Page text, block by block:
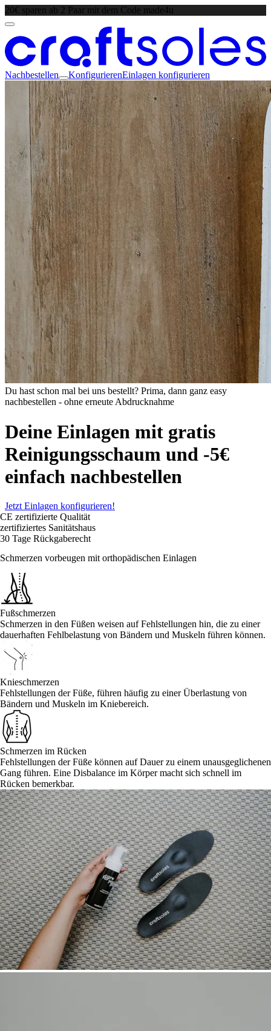
20€ sparen ab 2 Paar mit dem Code made4u
Nachbestellen KonfigurierenEinlagen konfigurieren
Du hast schon mal bei uns bestellt? Prima, dann ganz easy
nachbestellen - ohne erneute Abdrucknahme
Deine Einlagen mit gratis
Reinigungsschaum und -5€
einfach nachbestellen
Jetzt Einlagen konfigurieren!
CE zertifizierte Qualität
zertifiziertes Sanitätshaus
30 Tage Rückgaberecht
Schmerzen vorbeugen mit orthopädischen Einlagen
Fußschmerzen
Schmerzen in den Füßen weisen auf Fehlstellungen hin, die zu einer
dauerhaften Fehlbelastung von Bändern und Muskeln führen können.
Knieschmerzen
Fehlstellungen der Füße, führen häufig zu einer Überlastung von
Bändern und Muskeln im Kniebereich.
Schmerzen im Rücken
Fehlstellungen der Füße können auf Dauer zu einem unausgeglichenen
Gang führen. Eine Disbalance im Körper macht sich schnell im
Rücken bemerkbar.